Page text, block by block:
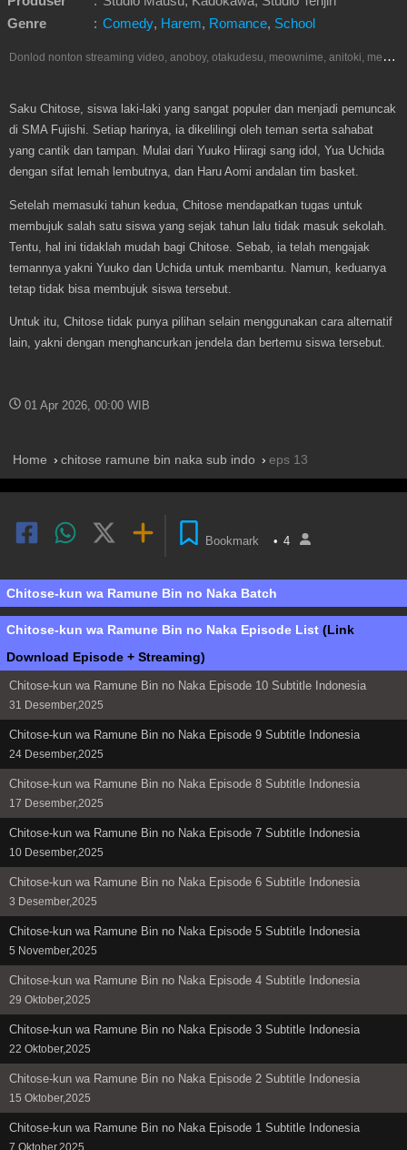
Genre
: Comedy, Harem, Romance, School
D
onlod nonton streaming video, anoboy, otakudesu, meownime, anitoki, meguminime, melody, oploverz, anoboy, nimegami, unduh, riie net, drivenime, myanimelist, MAL, kusonime, neonime, bstation, maxnime, animeindo, Netflix, crunchyroll, neonime, samehadaku, streaming, otakupoi, awsubs, anibatch, anikyojin, nekonime, kurogaze, zippyshare, vidio google drive, Muse Indonesia, iQIYI, Viu, Ani-One Asia, Animenonton, Otaku desu, Mangaku, Anibatch,Vidio, Genflix, Amazon Prime Video, Terlengkap Google Drive 240p, 3GP, Muse Indonesia.
Saku Chitose, siswa laki-laki yang sangat populer dan menjadi pemuncak
di SMA Fujishi. Setiap harinya, ia dikelilingi oleh teman serta sahabat
yang cantik dan tampan. Mulai dari Yuuko Hiiragi sang idol, Yua Uchida
dengan sifat lemah lembutnya, dan Haru Aomi andalan tim basket.
Setelah memasuki tahun kedua, Chitose mendapatkan tugas untuk
membujuk salah satu siswa yang sejak tahun lalu tidak masuk sekolah.
Tentu, hal ini tidaklah mudah bagi Chitose. Sebab, ia telah mengajak
temannya yakni Yuuko dan Uchida untuk membantu. Namun, keduanya
tetap tidak bisa membujuk siswa tersebut.
Untuk itu, Chitose tidak punya pilihan selain menggunakan cara alternatif
lain, yakni dengan menghancurkan jendela dan bertemu siswa tersebut.
01 Apr 2026, 00:00 WIB
Home chitose ramune bin naka sub indo eps 13
Bookmark • 4
Chitose-kun wa Ramune Bin no Naka Batch
Chitose-kun wa Ramune Bin no Naka Episode List (Link
Download Episode + Streaming)
Chitose-kun wa Ramune Bin no Naka Episode 10 Subtitle Indonesia
31 Desember,2025
Chitose-kun wa Ramune Bin no Naka Episode 9 Subtitle Indonesia
24 Desember,2025
Chitose-kun wa Ramune Bin no Naka Episode 8 Subtitle Indonesia
17 Desember,2025
Chitose-kun wa Ramune Bin no Naka Episode 7 Subtitle Indonesia
10 Desember,2025
Chitose-kun wa Ramune Bin no Naka Episode 6 Subtitle Indonesia
3 Desember,2025
Chitose-kun wa Ramune Bin no Naka Episode 5 Subtitle Indonesia
5 November,2025
Chitose-kun wa Ramune Bin no Naka Episode 4 Subtitle Indonesia
29 Oktober,2025
Chitose-kun wa Ramune Bin no Naka Episode 3 Subtitle Indonesia
22 Oktober,2025
Chitose-kun wa Ramune Bin no Naka Episode 2 Subtitle Indonesia
15 Oktober,2025
Chitose-kun wa Ramune Bin no Naka Episode 1 Subtitle Indonesia
7 Oktober,2025